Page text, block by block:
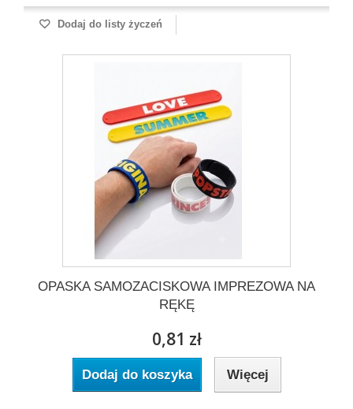
Dodaj do listy życzeń
OPASKA SAMOZACISKOWA IMPREZOWA NA
RĘKĘ
0,81 zł
Dodaj do koszyka Więcej